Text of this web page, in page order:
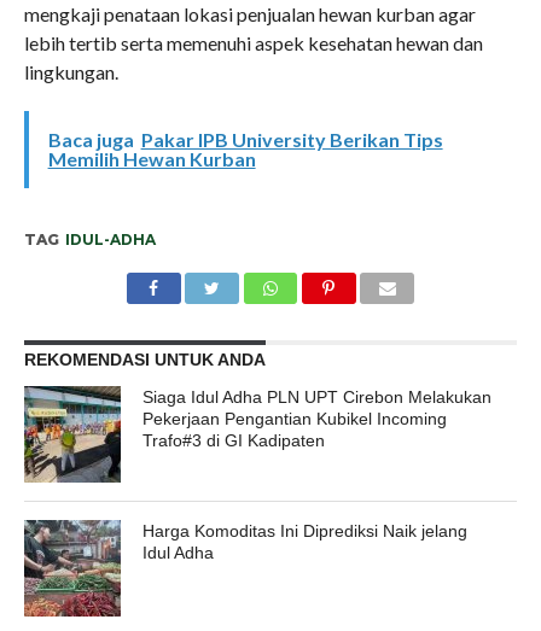
mengkaji penataan lokasi penjualan hewan kurban agar
lebih tertib serta memenuhi aspek kesehatan hewan dan
lingkungan.
Baca juga Pakar IPB University Berikan Tips
Memilih Hewan Kurban
TAG IDUL-ADHA
REKOMENDASI UNTUK ANDA
Siaga Idul Adha PLN UPT Cirebon Melakukan
Pekerjaan Pengantian Kubikel Incoming
Trafo#3 di GI Kadipaten
Harga Komoditas Ini Diprediksi Naik jelang
Idul Adha